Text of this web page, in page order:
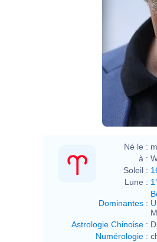
Né le :
à :
Soleil :
Lune :
Dominantes :
Astrologie Chinoise :
Numérologie :